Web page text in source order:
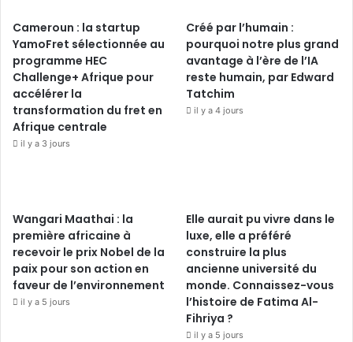
Cameroun : la startup
YamoFret sélectionnée au
programme HEC
Challenge+ Afrique pour
accélérer la
transformation du fret en
Afrique centrale
il y a 3 jours
Créé par l’humain :
pourquoi notre plus grand
avantage à l’ère de l’IA
reste humain, par Edward
Tatchim
il y a 4 jours
Wangari Maathai : la
première africaine à
recevoir le prix Nobel de la
paix pour son action en
faveur de l’environnement
il y a 5 jours
Elle aurait pu vivre dans le
luxe, elle a préféré
construire la plus
ancienne université du
monde. Connaissez-vous
l’histoire de Fatima Al-
Fihriya ?
il y a 5 jours